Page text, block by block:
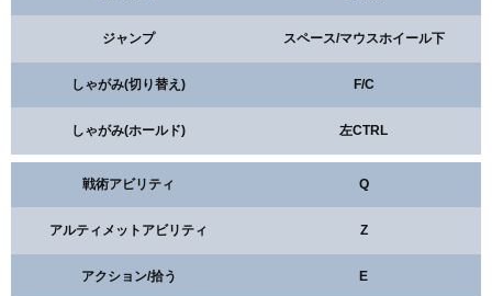
ジャンプ スペース/マウスホイール下
しゃがみ(切り替え) F/C
しゃがみ(ホールド) 左CTRL
戦術アビリティ Q
アルティメットアビリティ Z
アクション/拾う E